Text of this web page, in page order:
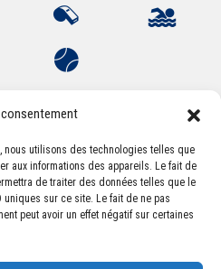
consentement
nous utilisons des technologies telles que
aux informations des appareils. Le fait de
de traiter des données telles que le
sur ce site. Le fait de ne pas
peut avoir un effet négatif sur certaines
Montferrandaise
Léon Jouhaux
Ferrand Cedex 2